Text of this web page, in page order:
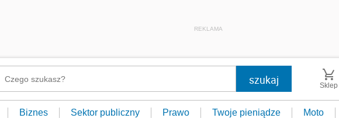
REKLAMA
Sklep
Biznes Sektor publiczny Prawo Twoje pieniądze Moto